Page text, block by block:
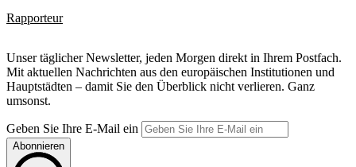
Rapporteur
Unser täglicher Newsletter, jeden Morgen direkt in Ihrem Postfach.
Mit aktuellen Nachrichten aus den europäischen Institutionen und
Hauptstädten – damit Sie den Überblick nicht verlieren. Ganz
umsonst.
Geben Sie Ihre E-Mail ein
Abonnieren